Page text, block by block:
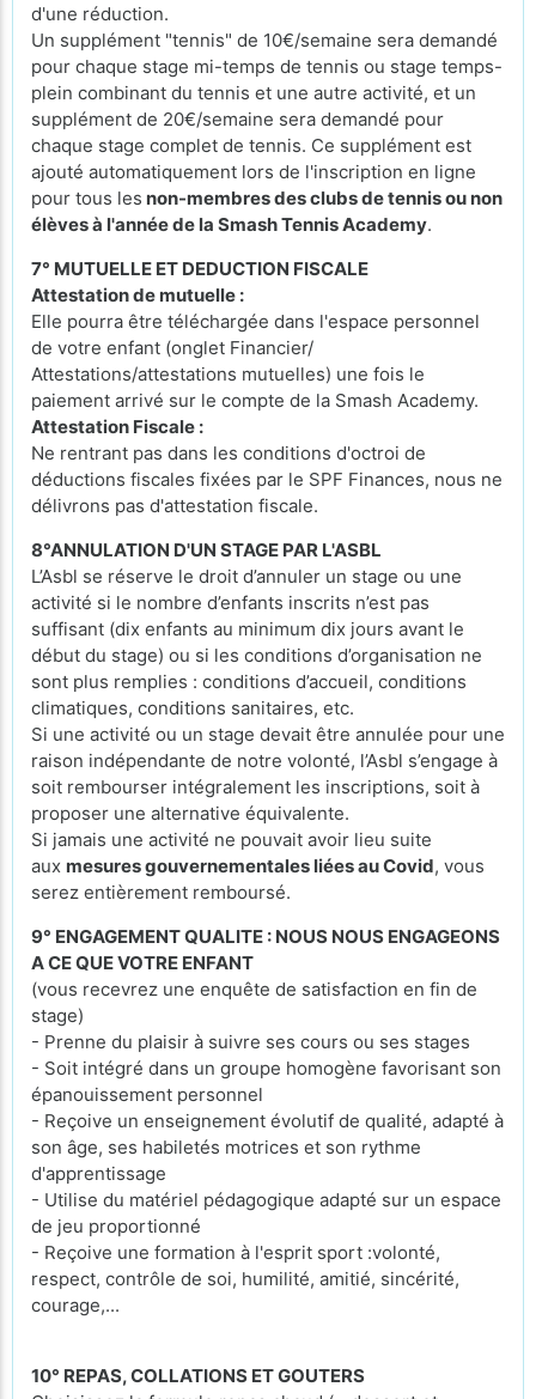
d'une réduction.
Un supplément "tennis" de 10€/semaine sera demandé
pour chaque stage mi-temps de tennis ou stage temps-
plein combinant du tennis et une autre activité, et un
supplément de 20€/semaine sera demandé pour
chaque stage complet de tennis. Ce supplément est
ajouté automatiquement lors de l'inscription en ligne
pour tous les non-membres des clubs de tennis ou non
élèves à l'année de la Smash Tennis Academy.
7° MUTUELLE ET DEDUCTION FISCALE
Attestation de mutuelle :
Elle pourra être téléchargée dans l'espace personnel
de votre enfant (onglet Financier/
Attestations/attestations mutuelles) une fois le
paiement arrivé sur le compte de la Smash Academy.
Attestation Fiscale :
Ne rentrant pas dans les conditions d'octroi de
déductions fiscales fixées par le SPF Finances, nous ne
délivrons pas d'attestation fiscale.
8°ANNULATION D'UN STAGE PAR L'ASBL
L’Asbl se réserve le droit d’annuler un stage ou une
activité si le nombre d’enfants inscrits n’est pas
suffisant (dix enfants au minimum dix jours avant le
début du stage) ou si les conditions d’organisation ne
sont plus remplies : conditions d’accueil, conditions
climatiques, conditions sanitaires, etc.
Si une activité ou un stage devait être annulée pour une
raison indépendante de notre volonté, l’Asbl s’engage à
soit rembourser intégralement les inscriptions, soit à
proposer une alternative équivalente.
Si jamais une activité ne pouvait avoir lieu suite
aux mesures gouvernementales liées au Covid, vous
serez entièrement remboursé.
9° ENGAGEMENT QUALITE : NOUS NOUS ENGAGEONS
A CE QUE VOTRE ENFANT
(vous recevrez une enquête de satisfaction en fin de
stage)
- Prenne du plaisir à suivre ses cours ou ses stages
- Soit intégré dans un groupe homogène favorisant son
épanouissement personnel
- Reçoive un enseignement évolutif de qualité, adapté à
son âge, ses habiletés motrices et son rythme
d'apprentissage
- Utilise du matériel pédagogique adapté sur un espace
de jeu proportionné
- Reçoive une formation à l'esprit sport :volonté,
respect, contrôle de soi, humilité, amitié, sincérité,
courage,...
10° REPAS, COLLATIONS ET GOUTERS